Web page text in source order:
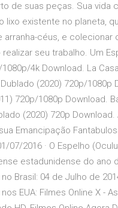
de suas peças. Sua vida
lixo existente no planeta,
arranha-céus, e
seu trabalho. Um
4k Download. La
(2020) 720p/1080p
720p/1080p Download.
(2020) 720p Download.
Emancipação
07/2016 · O Espelho
estadunidense do ano
Brasil: 04 de Julho de
EUA: Filmes Online X -